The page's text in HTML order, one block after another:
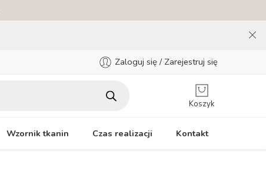
Zaloguj się / Zarejestruj się
Koszyk
Wzornik tkanin Czas realizacji Kontakt